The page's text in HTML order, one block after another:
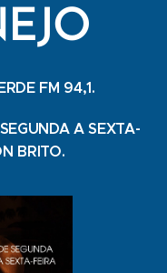
FM 94,1.
A SEXTA-
BRITO.